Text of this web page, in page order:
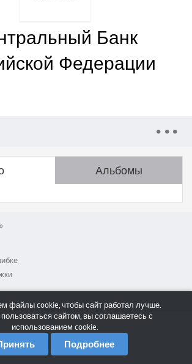
Банк
Федерации
Альбомы
файлы cookie, чтобы сайт работал лучше.
сайтом, вы соглашаетесь с
использованием cookie.
Подробнее